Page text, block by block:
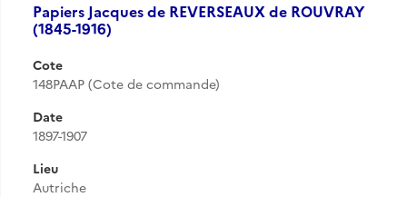
Papiers Jacques de REVERSEAUX de ROUVRAY
(1845-1916)
Cote
148PAAP (Cote de commande)
Date
1897-1907
Lieu
Autriche